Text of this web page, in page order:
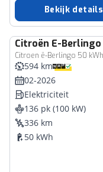
Bekijk details
Citroën E-Berlingo
Bedrijfswagen
594 km
02-2026
Elektriciteit
136 pk (100 kW)
336 km
50 kWh